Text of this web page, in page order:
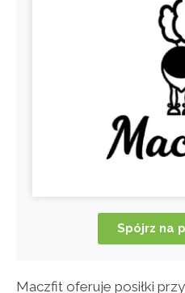
Spójrz na
Maczfit oferuje posiłki